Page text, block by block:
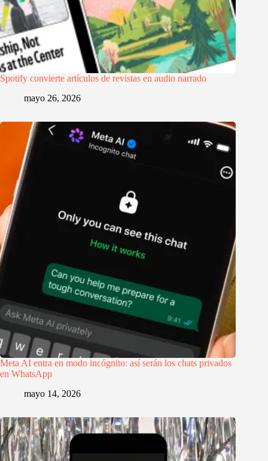
Spotify convierte artículos de revistas en audio narrado
mayo 26, 2026
Meta AI entra en modo incógnito: así serán los chats privados
en WhatsApp
mayo 14, 2026